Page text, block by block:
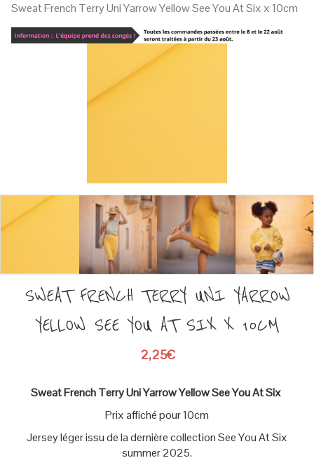
Sweat French Terry Uni Yarrow Yellow See You At Six x 10cm
SWEAT FRENCH TERRY UNI YARROW
YELLOW SEE YOU AT SIX X 10CM
2,25€
Sweat French Terry Uni Yarrow Yellow See You At Six
Prix affiché pour 10cm
Jersey léger issu de la dernière collection See You At Six
summer 2025.